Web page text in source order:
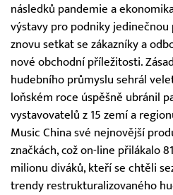
následků pandemie a
výstavy pro podniky
znovu setkat se zákazníky a
nové obchodní příležitosti.
hudebního průmyslu sehrál
loňském roce úspěšně ubránil
vystavovatelů z 15 zemí a
Music China své nejnovější
značkách, což on-line přilákalo
milionu diváků, kteří se chtěli
trendy restrukturalizovaného